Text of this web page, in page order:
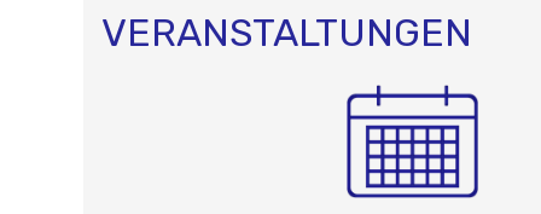
VERANSTALTUNGEN